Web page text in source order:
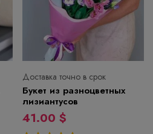
Доставка точно в срок
Букет из разноцветных
лизиантусов
41.00 $